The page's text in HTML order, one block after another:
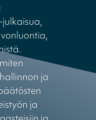
ja
ja